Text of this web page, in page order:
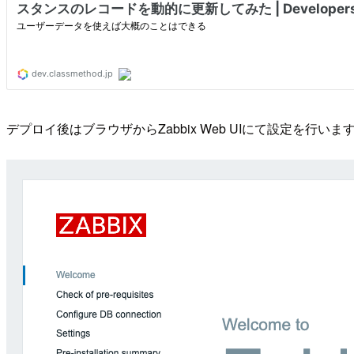
デプロイ後はブラウザからZabbix Web UIにて設定を行いま